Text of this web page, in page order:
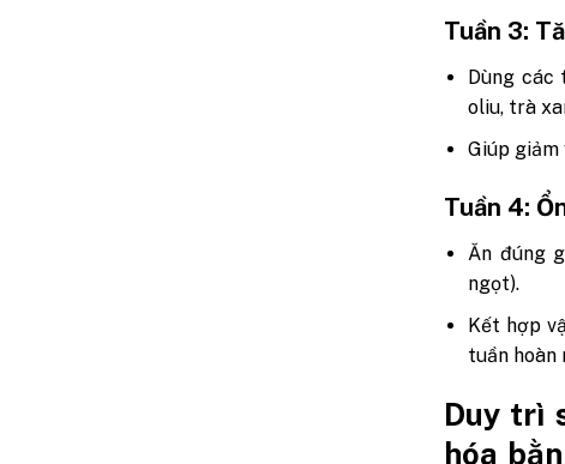
Tuần 3:
Dùng các
oliu, trà
Giúp giảm
Tuần 4:
Ăn đúng
ngọt).
Kết hợp
tuần hoàn
Duy trì
hóa